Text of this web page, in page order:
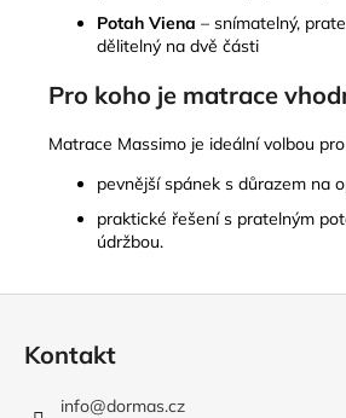
Potah Viena – snímatelný,
dělitelný na dvě části
Pro koho je matrace
Matrace Massimo je ideální volbou
pevnější spánek s důrazem na
praktické řešení s pratelným
údržbou.
Kontakt
info@dormas.cz